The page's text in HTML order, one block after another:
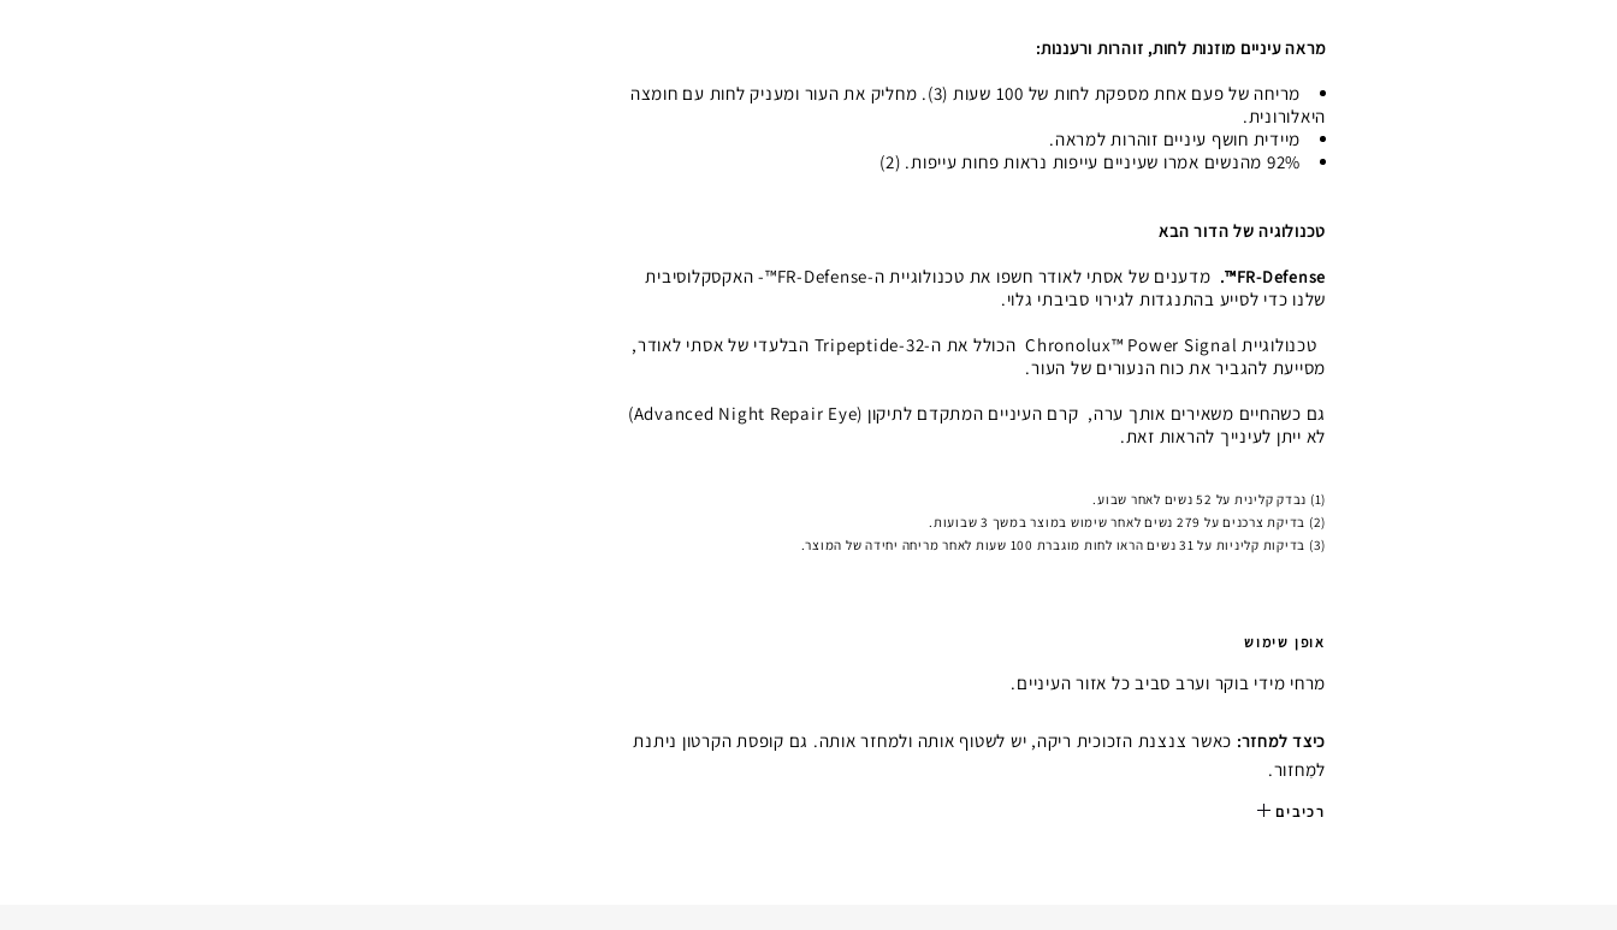
מראה עיניים מוזנות לחות, זוהרות ורעננות:
מריחה של פעם אחת מספקת לחות של 100 שעות (3). מחליק את העור ומעניק לחות עם חומצה
היאלורונית.
מיידית חושף עיניים זוהרות למראה.
92% מהנשים אמרו שעיניים עייפות נראות פחות עייפות. (2)
טכנולוגיה של הדור הבא
FR-Defense™.
מדענים של אסתי לאודר חשפו את טכנולוגיית ה-FR-Defense™- האקסקלוסיבית
שלנו כדי לסייע בהתנגדות לגירוי סביבתי גלוי.
טכנולוגיית Chronolux™ Power Signal הכולל את ה-Tripeptide-32 הבלעדי של אסתי לאודר,
מסייעת להגביר את כוח הנעורים של העור.
גם כשהחיים משאירים אותך ערה, קרם העיניים המתקדם לתיקון (Advanced Night Repair Eye)
לא ייתן לעינייך להראות זאת.
(1) נבדק קלינית על 52 נשים לאחר שבוע.
(2) בדיקת צרכנים על 279 נשים לאחר שימוש במוצר במשך 3 שבועות.
(3) בדיקות קליניות על 31 נשים הראו לחות מוגברת 100 שעות לאחר מריחה יחידה של המוצר.
אופן שימוש
מרחי מידי בוקר וערב סביב כל אזור העיניים.
כיצד למחזר: כאשר צנצנת הזכוכית ריקה, יש לשטוף אותה ולמחזר אותה. גם קופסת הקרטון ניתנת
למִחזור.
רכיבים